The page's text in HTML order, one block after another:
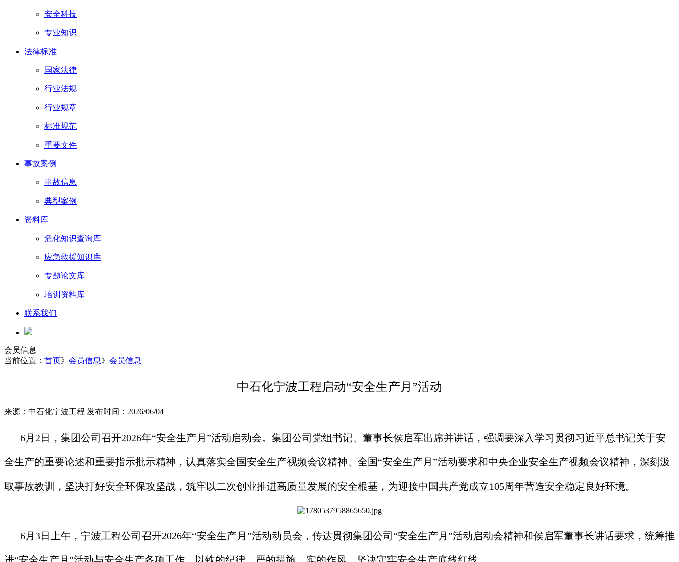
安全科技
专业知识
法律标准
国家法律
行业法规
行业规章
标准规范
重要文件
事故案例
事故信息
典型案例
资料库
危化知识查询库
应急救援知识库
专题论文库
培训资料库
联系我们
会员信息
当前位置： 首页》 会员信息》 会员信息
中石化宁波工程启动“安全生产月”活动
来源：中石化宁波工程 发布时间：2026/06/04
6月2日，集团公司召开2026年“安全生产月”活动启动会。集团公司党组书记、董事长侯启军出席并讲话，强调要深入学习贯彻习近平总书记关于安
全生产的重要论述和重要指示批示精神，认真落实全国安全生产视频会议精神、全国“安全生产月”活动要求和中央企业安全生产视频会议精神，深刻汲
取事故教训，坚决打好安全环保攻坚战，筑牢以二次创业推进高质量发展的安全根基，为迎接中国共产党成立105周年营造安全稳定良好环境。
6月3日上午，宁波工程公司召开2026年“安全生产月”活动动员会，传达贯彻集团公司“安全生产月”活动启动会精神和侯启军董事长讲话要求，统筹推